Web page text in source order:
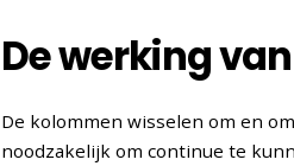
De werking
De kolommen wisselen om en
noodzakelijk om continue te